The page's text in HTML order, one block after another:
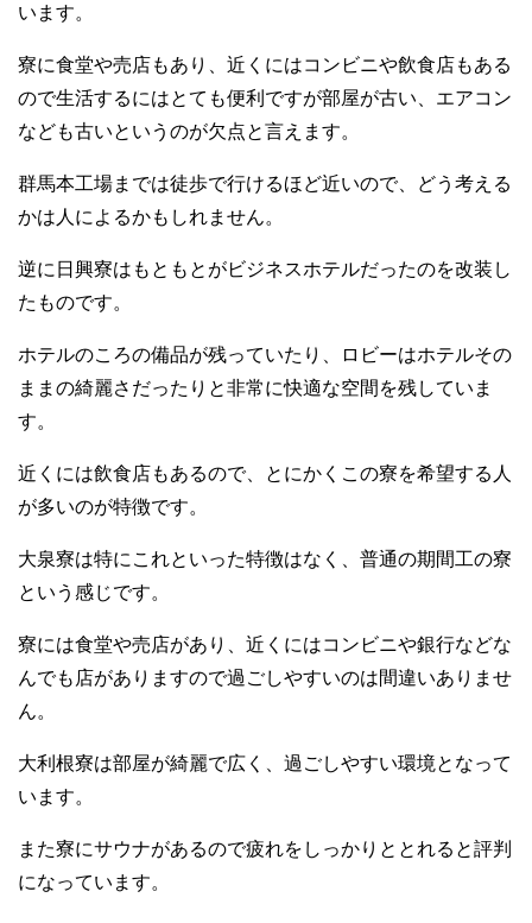
います。
寮に食堂や売店もあり、近くにはコンビニや飲食店もある
ので生活するにはとても便利ですが部屋が古い、エアコン
なども古いというのが欠点と言えます。
群馬本工場までは徒歩で行けるほど近いので、どう考える
かは人によるかもしれません。
逆に日興寮はもともとがビジネスホテルだったのを改装し
たものです。
ホテルのころの備品が残っていたり、ロビーはホテルその
ままの綺麗さだったりと非常に快適な空間を残していま
す。
近くには飲食店もあるので、とにかくこの寮を希望する人
が多いのが特徴です。
大泉寮は特にこれといった特徴はなく、普通の期間工の寮
という感じです。
寮には食堂や売店があり、近くにはコンビニや銀行などな
んでも店がありますので過ごしやすいのは間違いありませ
ん。
大利根寮は部屋が綺麗で広く、過ごしやすい環境となって
います。
また寮にサウナがあるので疲れをしっかりととれると評判
になっています。